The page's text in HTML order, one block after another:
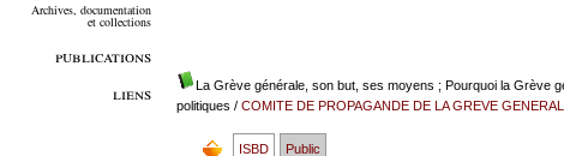
Archives, documentation
et collections
publications
liens
La Grève générale, son but, ses moyens ; Pourquoi la Grève
politiques / COMITE DE PROPAGANDE DE LA GREVE
ISBD Public